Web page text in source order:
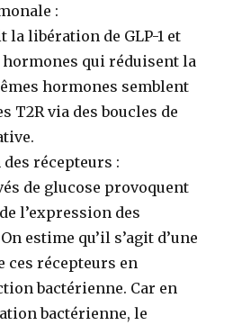
:
la libération de GLP-1 et
hormones qui réduisent la
hormones semblent
T2R via des boucles de
récepteurs :
de glucose provoquent
l’expression des
estime qu’il s’agit d’une
ces récepteurs en
bactérienne. Car en
bactérienne, le